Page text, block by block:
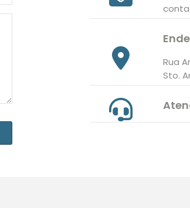
Rua
Sto.